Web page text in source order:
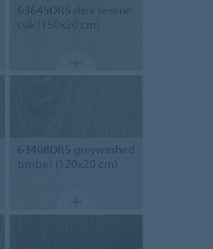
63645DR5 dark serene
oak (150x20 cm)
63408DR5 greywashed
timber (120x20 cm)